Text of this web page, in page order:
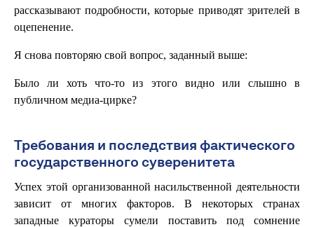
рассказывают подробности, которые приводят зрителей в
оцепенение.
Я снова повторяю свой вопрос, заданный выше:
Было ли хоть что-то из этого видно или слышно в
публичном медиа-цирке?
Требования и последствия фактического
государственного суверенитета
Успех этой организованной насильственной деятельности
зависит от многих факторов. В некоторых странах
западные кураторы сумели поставить под сомнение